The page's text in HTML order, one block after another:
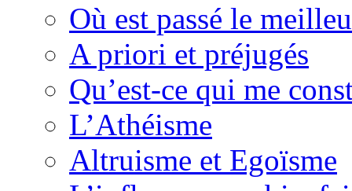
Où est passé le
A priori et préjugés
Qu’est-ce qui me
L’Athéisme
Altruisme et Egoïsme